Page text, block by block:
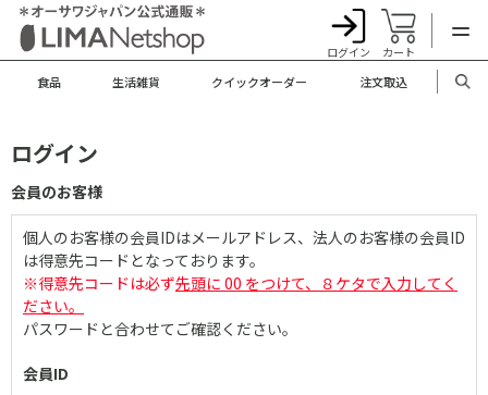
ログイン カート
食品 生活雑貨 クイックオーダー 注文取込
ログイン
会員のお客様
個人のお客様の会員IDはメールアドレス、法人のお客様の会員ID
は得意先コードとなっております。
※得意先コードは必ず先頭に 00 をつけて、８ケタで入力してく
ださい。
パスワードと合わせてご確認ください。
会員ID